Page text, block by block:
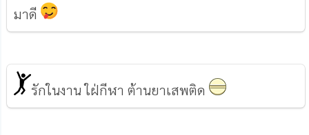
มาดี
รักในงาน ใฝ่กีฬา ต้านยาเสพติด